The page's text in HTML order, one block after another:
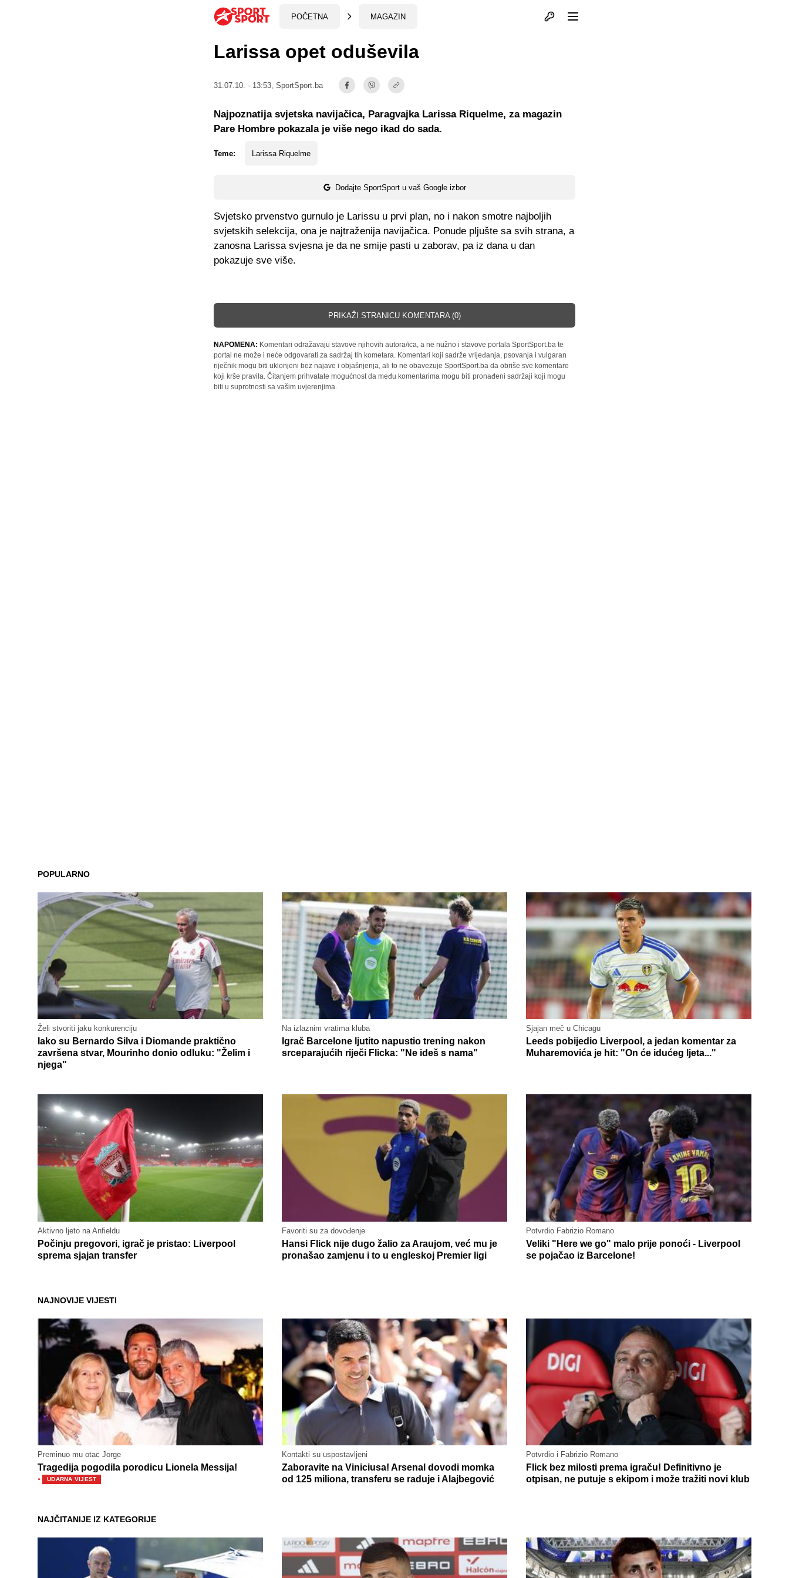
POČETNA MAGAZIN Otvori profil
Larissa opet oduševila
31.07.10. - 13:53, SportSport.ba
Teme: Larissa Riquelme
Dodajte SportSport u vaš Google izbor
Najpoznatija svjetska navijačica, Paragvajka Larissa Riquelme, za magazin
Pare Hombre pokazala je više nego ikad do sada.
Svjetsko prvenstvo gurnulo je Larissu u prvi plan, no i nakon smotre najboljih
svjetskih selekcija, ona je najtraženija navijačica. Ponude pljušte sa svih strana, a
zanosna Larissa svjesna je da ne smije pasti u zaborav, pa iz dana u dan
pokazuje sve više.
PRIKAŽI STRANICU KOMENTARA (0)
NAPOMENA: Komentari odražavaju stavove njihovih autora/ica, a ne nužno i stavove portala SportSport.ba te
portal ne može i neće odgovarati za sadržaj tih kometara. Komentari koji sadrže vrijeđanja, psovanja i vulgaran
riječnik mogu biti uklonjeni bez najave i objašnjenja, ali to ne obavezuje SportSport.ba da obriše sve komentare
koji krše pravila. Čitanjem prihvatate mogućnost da među komentarima mogu biti pronađeni sadržaji koji mogu
biti u suprotnosti sa vašim uvjerenjima.
POPULARNO
Želi stvoriti jaku konkurenciju
Iako su Bernardo Silva i Diomande praktično
završena stvar, Mourinho donio odluku: "Želim i
njega"
Na izlaznim vratima kluba
Igrač Barcelone ljutito napustio trening nakon
srceparajućih riječi Flicka: "Ne ideš s nama"
Sjajan meč u Chicagu
Leeds pobijedio Liverpool, a jedan komentar za
Muharemovića je hit: "On će idućeg ljeta..."
Aktivno ljeto na Anfieldu
Počinju pregovori, igrač je pristao: Liverpool
sprema sjajan transfer
Favoriti su za dovođenje
Hansi Flick nije dugo žalio za Araujom, već mu je
pronašao zamjenu i to u engleskoj Premier ligi
Potvrdio Fabrizio Romano
Veliki "Here we go" malo prije ponoći - Liverpool
se pojačao iz Barcelone!
NAJNOVIJE VIJESTI
Preminuo mu otac Jorge
Tragedija pogodila porodicu Lionela Messija!
· UDARNA VIJEST
Kontakti su uspostavljeni
Zaboravite na Viniciusa! Arsenal dovodi momka
od 125 miliona, transferu se raduje i Alajbegović
Potvrdio i Fabrizio Romano
Flick bez milosti prema igraču! Definitivno je
otpisan, ne putuje s ekipom i može tražiti novi klub
NAJČITANIJE IZ KATEGORIJE